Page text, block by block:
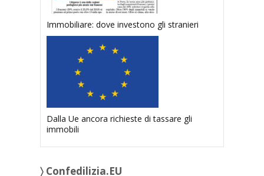
Immobiliare: dove investono gli stranieri
Dalla Ue ancora richieste di tassare gli
immobili
〉 Confedilizia.EU